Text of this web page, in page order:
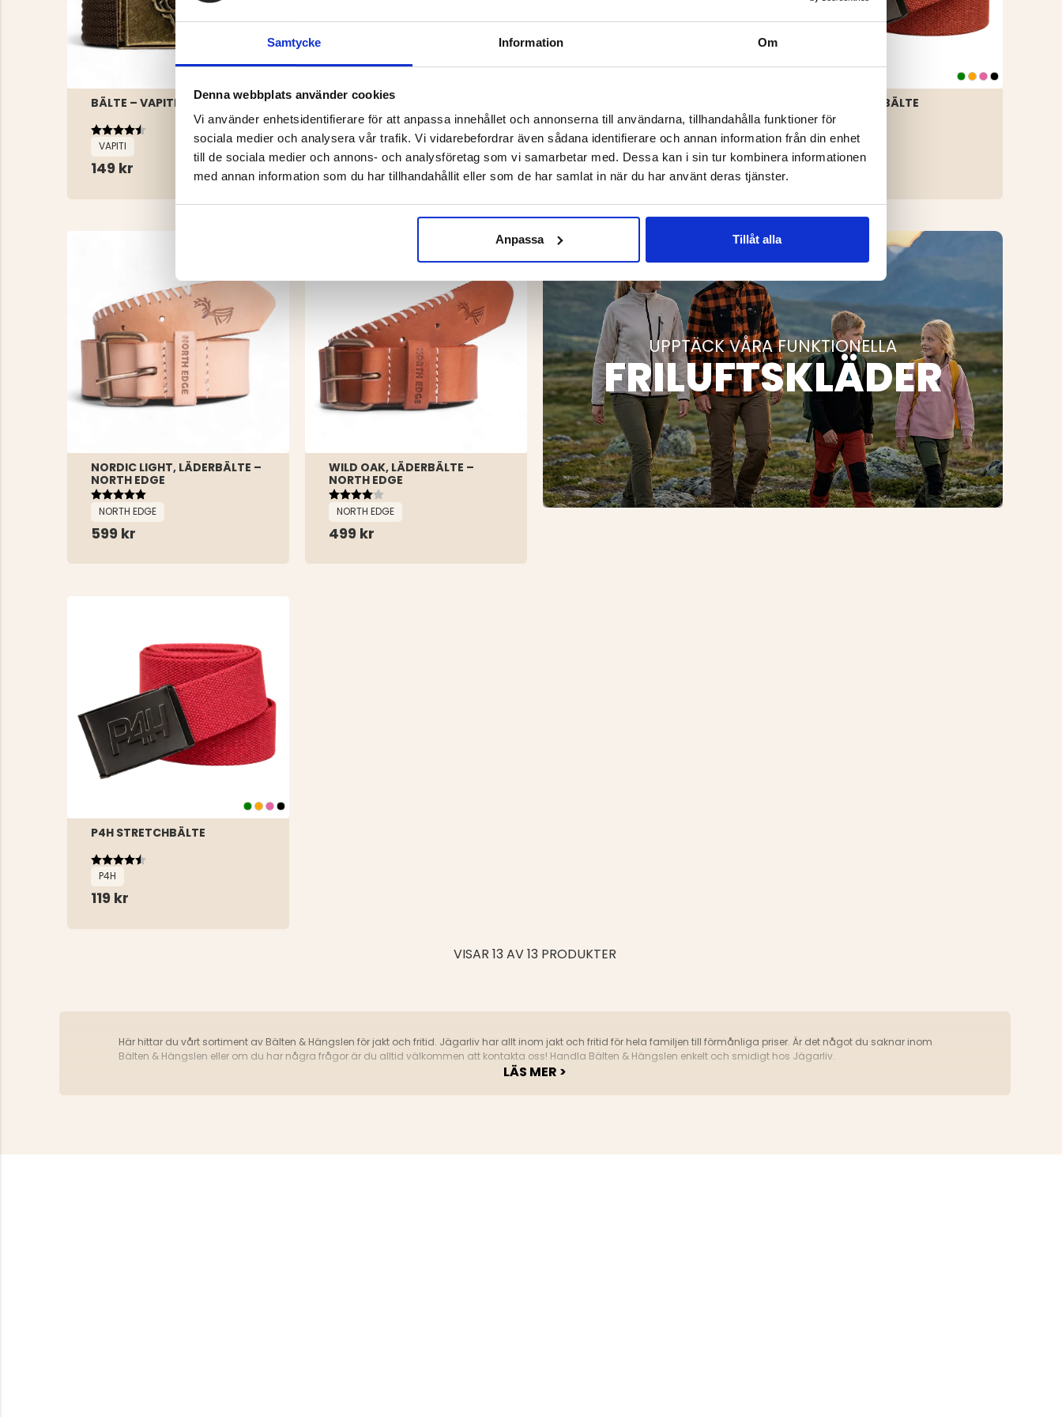
Samtycke Information Om
Denna webbplats använder cookies
Vi använder enhetsidentifierare för att anpassa innehållet och annonserna till användarna, tillhandahålla funktioner för
sociala medier och analysera vår trafik. Vi vidarebefordrar även sådana identifierare och annan information från din enhet
till de sociala medier och annons- och analysföretag som vi samarbetar med. Dessa kan i sin tur kombinera informationen
med annan information som du har tillhandahållit eller som de har samlat in när du har använt deras tjänster.
Anpassa Tillåt alla
BÄLTE – VAPITI
VAPITI
149 kr
Betyg:
4.3 utav 5 stjärnor
STRETCHBÄLTE JÄGARLIV
JÄGARLIV
99 kr
Betyg:
4.5 utav 5 stjärnor
LÄDERBÄLTE – NORTH EDGE
NORTH EDGE
499 kr
Betyg:
3.0 utav 5 stjärnor
P4H STRETCHBÄLTE
P4H
119 kr
Betyg:
4.6 utav 5 stjärnor
NORDIC LIGHT, LÄDERBÄLTE –
NORTH EDGE
NORTH EDGE
599 kr
Betyg:
5.0 utav 5 stjärnor
WILD OAK, LÄDERBÄLTE –
NORTH EDGE
NORTH EDGE
499 kr
Betyg:
4.0 utav 5 stjärnor
UPPTÄCK VÅRA FUNKTIONELLA
FRILUFTSKLÄDER
P4H STRETCHBÄLTE
P4H
119 kr
Betyg:
4.6 utav 5 stjärnor
VISAR 13 AV 13 PRODUKTER
Här hittar du vårt sortiment av Bälten & Hängslen för jakt och fritid. Jägarliv har allt inom jakt och fritid för hela familjen till förmånliga priser. Är det något du saknar inom
Bälten & Hängslen eller om du har några frågor är du alltid välkommen att kontakta oss! Handla Bälten & Hängslen enkelt och smidigt hos Jägarliv.
LÄS MER >